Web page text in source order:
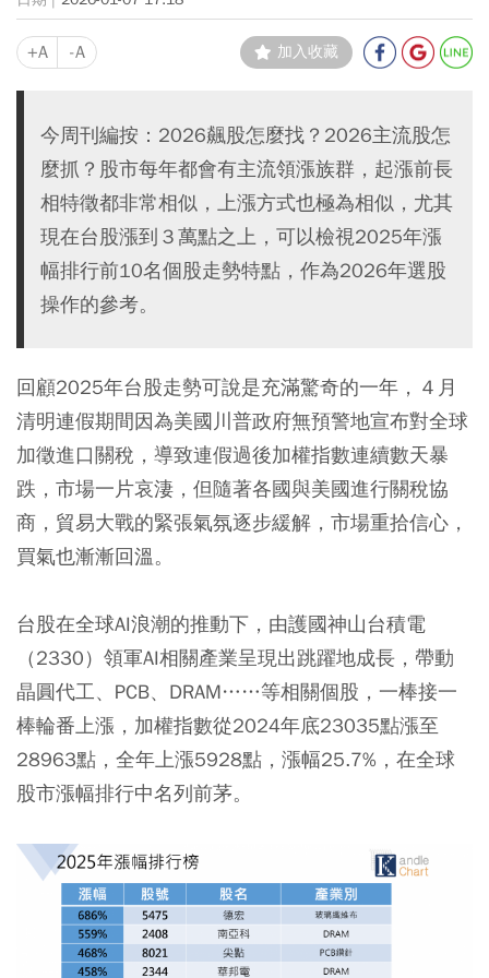
+A -A 加入收藏
今周刊編按：2026飆股怎麼找？2026主流股怎
麼抓？股市每年都會有主流領漲族群，起漲前長
相特徵都非常相似，上漲方式也極為相似，尤其
現在台股漲到３萬點之上，可以檢視2025年漲
幅排行前10名個股走勢特點，作為2026年選股
操作的參考。
回顧2025年台股走勢可說是充滿驚奇的一年，４月
清明連假期間因為美國川普政府無預警地宣布對全球
加徵進口關稅，導致連假過後加權指數連續數天暴
跌，市場一片哀淒，但隨著各國與美國進行關稅協
商，貿易大戰的緊張氣氛逐步緩解，市場重拾信心，
買氣也漸漸回溫。
台股在全球AI浪潮的推動下，由護國神山台積電
（2330）領軍AI相關產業呈現出跳躍地成長，帶動
晶圓代工、PCB、DRAM……等相關個股，一棒接一
棒輪番上漲，加權指數從2024年底23035點漲至
28963點，全年上漲5928點，漲幅25.7%，在全球
股市漲幅排行中名列前茅。